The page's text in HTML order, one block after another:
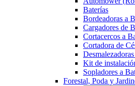
Baterías
Bordeadoras a
Cargadores de
Cortacercos a
Cortadora de
Kit de
Sopladores a
Forestal, Poda y